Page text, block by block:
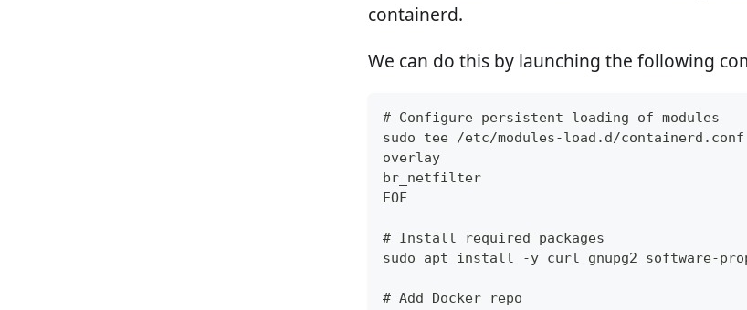
containerd.
We can do this by launching the following
# Configure persistent loading of modules
sudo tee /etc/modules-load.d/containerd.conf
overlay
br_netfilter
EOF
# Install required packages
sudo apt install -y curl gnupg2 software-
# Add Docker repo